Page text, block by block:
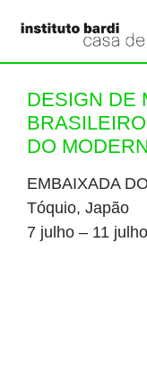
DESIGN DE
DO
EMBAIXADA
Tóquio, Japão
7 julho – 11